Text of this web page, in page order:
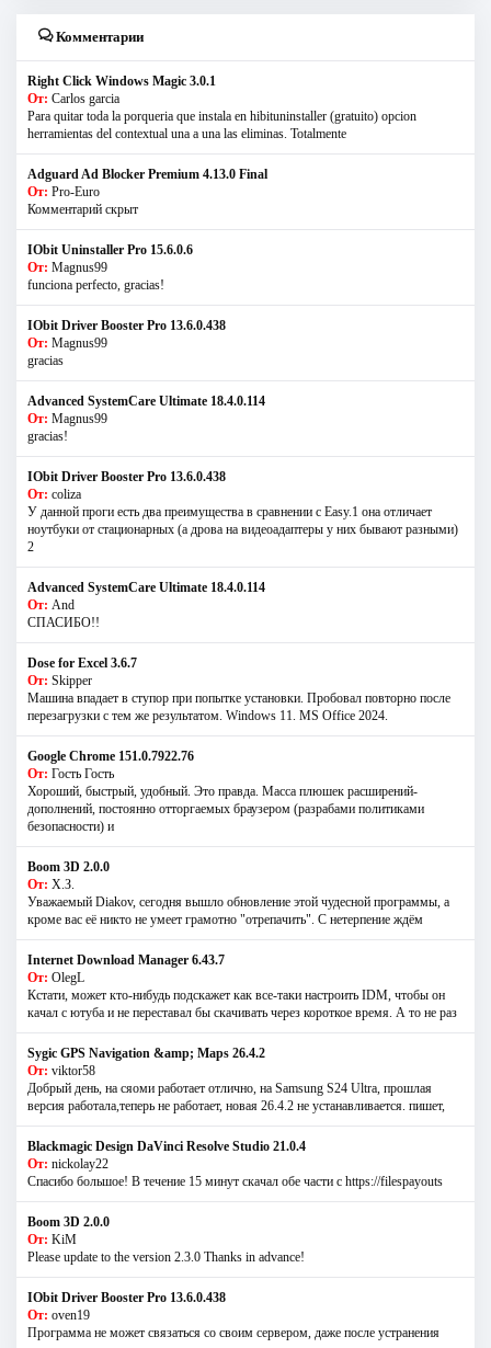
Комментарии
Right Click Windows Magic 3.0.1
От: Carlos garcia
Para quitar toda la porqueria que instala en hibituninstaller (gratuito) opcion
herramientas del contextual una a una las eliminas. Totalmente
Adguard Ad Blocker Premium 4.13.0 Final
От: Pro-Euro
Комментарий скрыт
IObit Uninstaller Pro 15.6.0.6
От: Magnus99
funciona perfecto, gracias!
IObit Driver Booster Pro 13.6.0.438
От: Magnus99
gracias
Advanced SystemCare Ultimate 18.4.0.114
От: Magnus99
gracias!
IObit Driver Booster Pro 13.6.0.438
От: coliza
У данной проги есть два преимущества в сравнении с Easy.1 она отличает
ноутбуки от стационарных (а дрова на видеоадаптеры у них бывают разными)
2
Advanced SystemCare Ultimate 18.4.0.114
От: And
СПАСИБО!!
Dose for Excel 3.6.7
От: Skipper
Машина впадает в ступор при попытке установки. Пробовал повторно после
перезагрузки с тем же результатом. Windows 11. MS Offiсe 2024.
Google Chrome 151.0.7922.76
От: Гость Гость
Хороший, быстрый, удобный. Это правда. Масса плюшек расширений-
дополнений, постоянно отторгаемых браузером (разрабами политиками
безопасности) и
Boom 3D 2.0.0
От: Х.З.
Уважаемый Diakov, сегодня вышло обновление этой чудесной программы, а
кроме вас её никто не умеет грамотно "отрепачить". С нетерпение ждём
Internet Download Manager 6.43.7
От: OlegL
Кстати, может кто-нибудь подскажет как все-таки настроить IDM, чтобы он
качал с ютуба и не переставал бы скачивать через короткое время. А то не раз
Sygic GPS Navigation &amp; Maps 26.4.2
От: viktor58
Добрый день, на сяоми работает отлично, на Samsung S24 Ultra, прошлая
версия работала,теперь не работает, новая 26.4.2 не устанавливается. пишет,
Blackmagic Design DaVinci Resolve Studio 21.0.4
От: nickolay22
Спасибо большое! В течение 15 минут скачал обе части с https://filespayouts
Boom 3D 2.0.0
От: KiM
Please update to the version 2.3.0 Thanks in advance!
IObit Driver Booster Pro 13.6.0.438
От: oven19
Программа не может связаться со своим сервером, даже после устранения